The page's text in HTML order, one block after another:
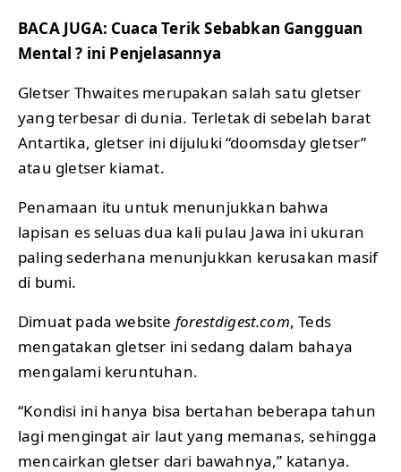
BACA JUGA: Cuaca Terik Sebabkan Gangguan
Mental ? ini Penjelasannya
Gletser Thwaites merupakan salah satu gletser
yang terbesar di dunia. Terletak di sebelah barat
Antartika, gletser ini dijuluki “doomsday gletser”
atau gletser kiamat.
Penamaan itu untuk menunjukkan bahwa
lapisan es seluas dua kali pulau Jawa ini ukuran
paling sederhana menunjukkan kerusakan masif
di bumi.
Dimuat pada website forestdigest.com, Teds
mengatakan gletser ini sedang dalam bahaya
mengalami keruntuhan.
“Kondisi ini hanya bisa bertahan beberapa tahun
lagi mengingat air laut yang memanas, sehingga
mencairkan gletser dari bawahnya,” katanya.